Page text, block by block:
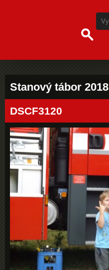
Stanový tábor 2018
DSCF3120